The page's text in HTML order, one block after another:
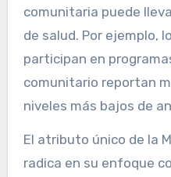
comunitaria puede
de salud. Por ejemplo,
participan en
comunitario reportan
niveles más bajos de
El atributo único de la
radica en su enfoque